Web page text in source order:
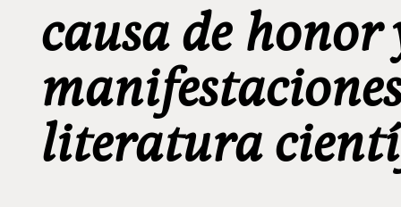
causa de honor
literatura